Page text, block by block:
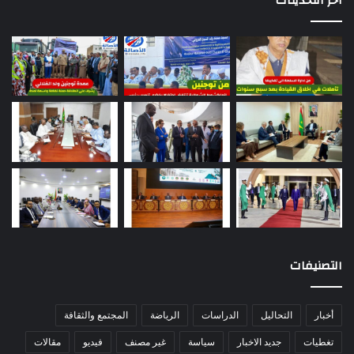
التصنيفات
أخبار التحاليل الدراسات الرياضة المجتمع والثقافة
تغطيات جديد الاخبار سياسة غير مصنف فيديو مقالات